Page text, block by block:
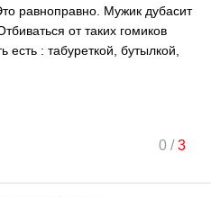
равноправно. Мужик дубасит
от таких гомиков
есть : табуреткой, бутылкой,
0/3